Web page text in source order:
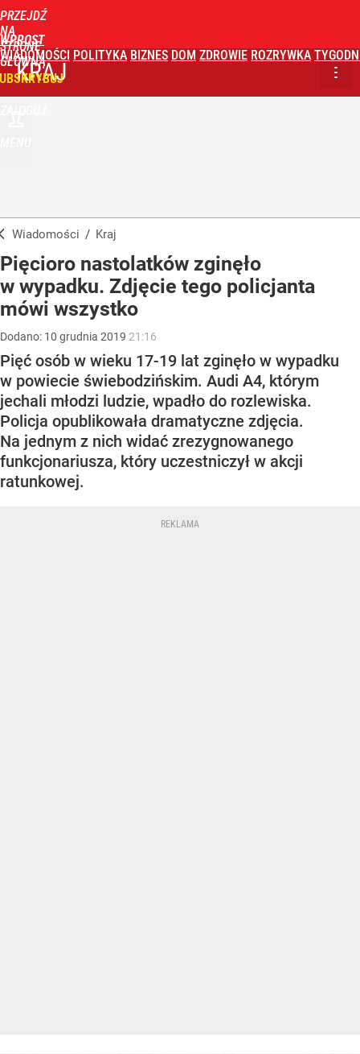
PRZEJDŹ
NA
STRONĘ
GŁÓWNĄ
WPROST
WIADOMOŚCI POLITYKA BIZNES DOM ZDROWIE ROZRYWKA
KRAJ
Wiadomości / Kraj
Pięcioro nastolatków zginęło
w wypadku. Zdjęcie tego policjanta
mówi wszystko
Dodano: 10 grudnia 2019 21:16
Pięć osób w wieku 17-19 lat zginęło w wypadku
w powiecie świebodzińskim. Audi A4, którym
jechali młodzi ludzie, wpadło do rozlewiska.
Policja opublikowała dramatyczne zdjęcia.
Na jednym z nich widać zrezygnowanego
funkcjonariusza, który uczestniczył w akcji
ratunkowej.